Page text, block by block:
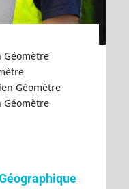
Géomètre
Géomètre
Géomètre